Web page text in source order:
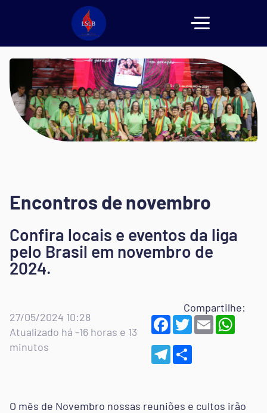
Encontros de novembro
Confira locais e eventos da liga
pelo Brasil em novembro de
2024.
27/05/2024 10:28
Atualizado há -16 horas e 13
minutos
Compartilhe:
FacebookTwitterEmail
Telegram
O mês de Novembro nossas reuniões e cultos irão